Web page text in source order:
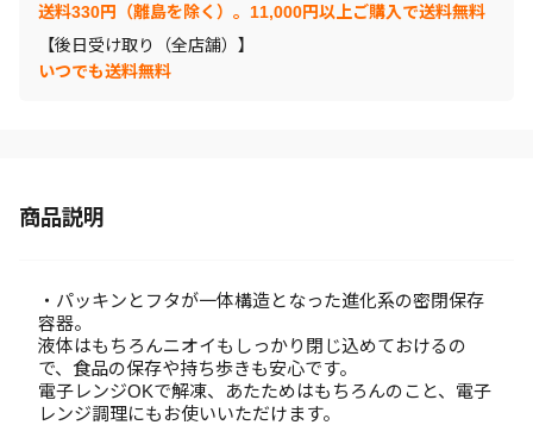
送料330円（離島を除く）。11,000円以上ご購入で送料無料
【後日受け取り（全店舗）】
いつでも送料無料
商品説明
・パッキンとフタが一体構造となった進化系の密閉保存
容器。
液体はもちろんニオイもしっかり閉じ込めておけるの
で、食品の保存や持ち歩きも安心です。
電子レンジOKで解凍、あたためはもちろんのこと、電子
レンジ調理にもお使いいただけます。